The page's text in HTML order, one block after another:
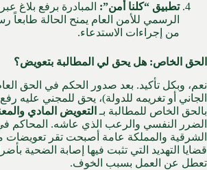
تطبيق “كلنا أمن”: المبادرة برفع بلاغ
الرسمي للأمن العام يمنح الحالة طابعاً
من إجراءات الاستدعاء.
الحق الخاص: هل يحق لي المطالبة بتعويض؟
نعم، وبكل تأكيد. بعد صدور الحكم في الحق
الجاني أو تغريمه للدولة)، يحق للمجني عليه
بالحق الخاص للمطالبة بـ التعويض المادي
الضرر النفسي والرعب الذي عاشه. المحاكم
الشرقية والمملكة عامة أصبحت تقر تعويضات
قضايا التهديد التي تثبت فيها إصابة الضحية
تعطل عن العمل بسبب الخوف.